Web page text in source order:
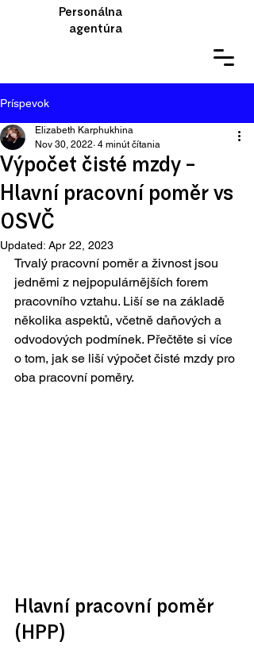
Personálna
agentúra
Príspevok
Výpočet čisté mzdy –
Hlavní pracovní poměr vs
OSVČ
Elizabeth Karphukhina
Nov 30, 2022 4 minút čítania
Updated: Apr 22, 2023
Trvalý pracovní poměr a živnost jsou
jedněmi z nejpopulárnějších forem
pracovního vztahu. Liší se na základě
několika aspektů, včetně daňových a
odvodových podmínek. Přečtěte si více
o tom, jak se liší výpočet čisté mzdy pro
oba pracovní poměry.
Hlavní pracovní poměr
(HPP)